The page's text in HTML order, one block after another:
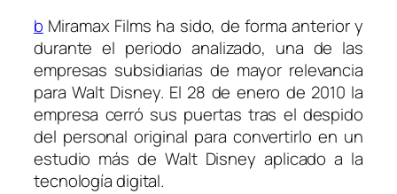
b Miramax Films ha sido, de forma anterior y
durante el periodo analizado, una de las
empresas subsidiarias de mayor relevancia
para Walt Disney. El 28 de enero de 2010 la
empresa cerró sus puertas tras el despido
del personal original para convertirlo en un
estudio más de Walt Disney aplicado a la
tecnología digital.